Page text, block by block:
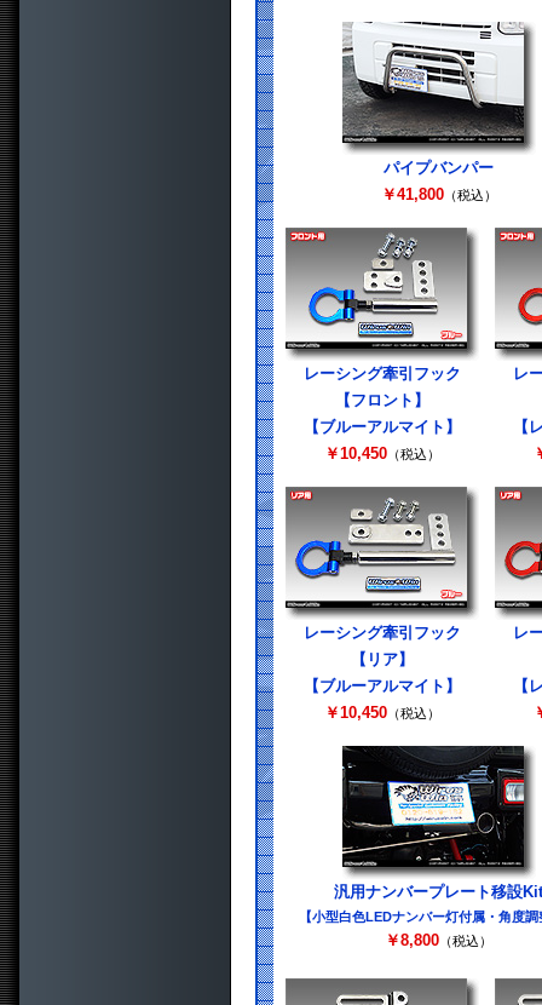
パイプバンパー
￥41,800（税込）
レーシング牽引フック
【フロント】
【ブルーアルマイト】
￥10,450 （税込）
レ
【
レーシング牽引フック
【リア】
【ブルーアルマイト】
￥10,450 （税込）
レ
【
汎用ナンバープレート移設Kit
【小型白色LEDナンバー灯付属・角度調
￥8,800 （税込）